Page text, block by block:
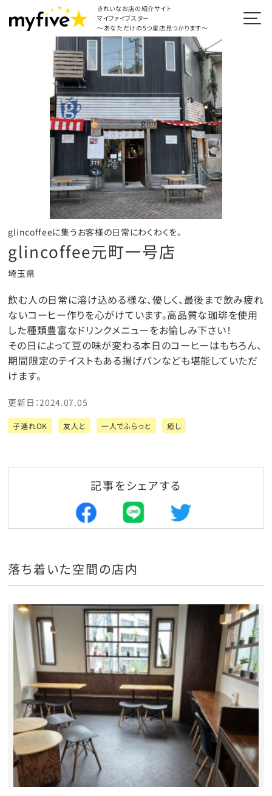
きれいなお店の紹介サイト
マイファイブスター
～あなただけの5つ星店見つかります～
glincoffeeに集うお客様の日常にわくわくを。
glincoffee元町一号店
埼玉県
飲む人の日常に溶け込める様な、優しく、最後まで飲み疲れ
ないコーヒー作りを心がけています。高品質な珈琲を使用
した種類豊富なドリンクメニューをお愉しみ下さい！
その日によって豆の味が変わる本日のコーヒーはもちろん、
期間限定のテイストもある揚げパンなども堪能していただ
けます。
更新日：2024.07.05
子連れOK 友人と 一人でふらっと 癒し
記事をシェアする
落ち着いた空間の店内